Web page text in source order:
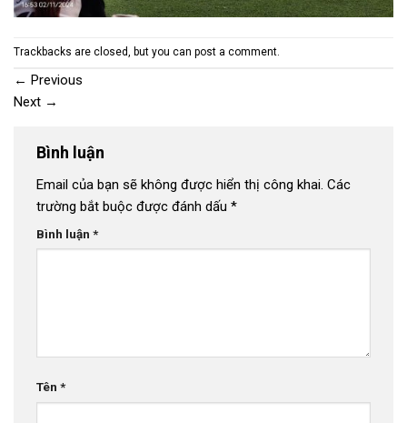
Trackbacks are closed, but you can post a comment.
← Previous
Next →
Bình luận
Email của bạn sẽ không được hiển thị công khai. Các
trường bắt buộc được đánh dấu *
Bình luận *
Tên *